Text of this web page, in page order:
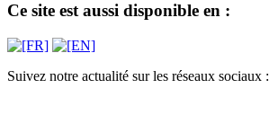
Ce site est aussi disponible en :
Suivez notre actualité sur les réseaux sociaux :